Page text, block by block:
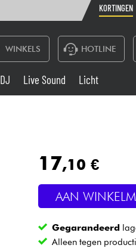
KORTINGEN
WINKELS HOTLINE
France
Belgique
Deutschland
Live Sound
Blaasinstrument
Kabels &
DJ Live Sound Licht
17,10 €
AAN
Gegarandeerd
Alleen tegen